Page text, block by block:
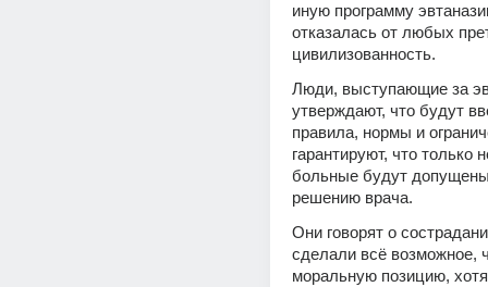
иную программу
отказалась от любых
цивилизованность.
Люди, выступающие за
утверждают, что будут
правила, нормы и
гарантируют, что только
больные будут
решению врача.
Они говорят о
сделали всё возможное,
моральную позицию,